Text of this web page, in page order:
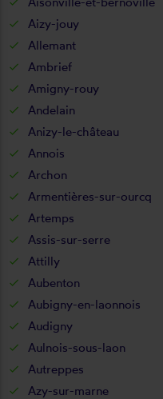
Aizy-jouy
Allemant
Ambrief
Amigny-rouy
Andelain
Anizy-le-château
Annois
Archon
Armentières-sur-ourcq
Artemps
Assis-sur-serre
Attilly
Aubenton
Aubigny-en-laonnois
Audigny
Aulnois-sous-laon
Autreppes
Azy-sur-marne